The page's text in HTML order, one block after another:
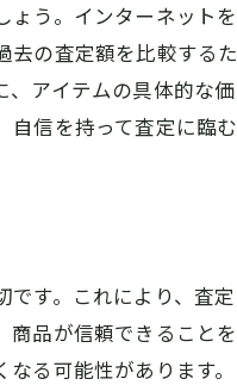
ょう。インターネットを
去の査定額を比較するた
、アイテムの具体的な価
自信を持って査定に臨む
す。これにより、査定
商品が信頼できることを
る可能性があります。